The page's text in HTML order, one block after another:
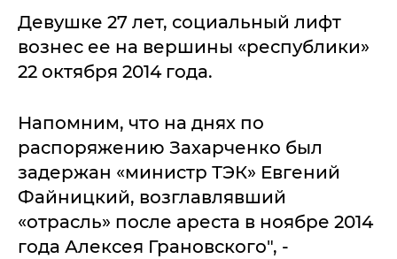
Девушке 27 лет, социальный лифт
вознес ее на вершины «республики»
22 октября 2014 года.
Напомним, что на днях по
распоряжению Захарченко был
задержан «министр ТЭК» Евгений
Файницкий, возглавлявший
«отрасль» после ареста в ноябре 2014
года Алексея Грановского", -